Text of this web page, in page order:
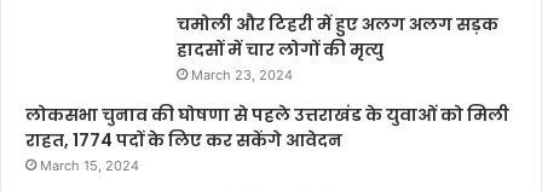
चमोली और टिहरी में हुए अलग अलग सड़क
हादसों में चार लोगों की मृत्यु
March 23, 2024
लोकसभा चुनाव की घोषणा से पहले उत्तराखंड के युवाओं को मिली
राहत, 1774 पदों के लिए कर सकेंगे आवेदन
March 15, 2024